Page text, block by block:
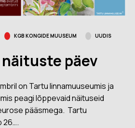
KGB KONGIDE MUUSEUM UUDIS
päev
on Tartu linnamuuseumis ja
peagi lõppevaid näituseid
pääsmega. Tartu
26….